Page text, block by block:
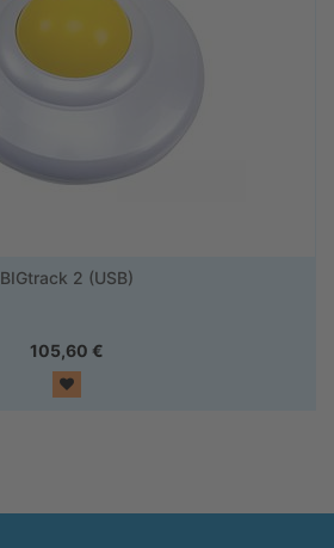
BIGtrack 2 (USB)
105,60 €